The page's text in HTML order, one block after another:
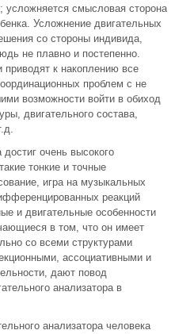
усложняется смысловая сторона
Усложнение двигательных
со стороны индивида,
не плавно и постепенно.
приводят к накоплению все
проблем с не
возможности войти в обиход
двигательного состава,
очень высокого
тонкие и точные
игра на музыкальных
реакций
и двигательные особенности
в том, что он имеет
со всеми структурами
ассоциативными и
дают повод
анализатора в
анализатора человека